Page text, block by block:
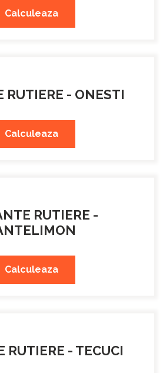
Calculeaza
RUTIERE - ONESTI
Calculeaza
RUTIERE -
Calculeaza
RUTIERE - TECUCI